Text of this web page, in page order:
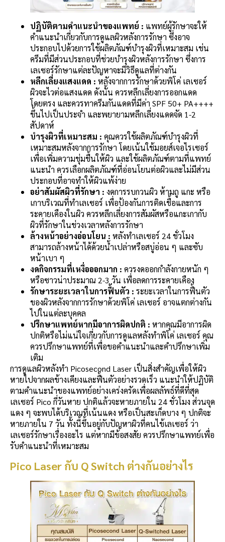
ปฏิบัติตามคำแนะนำของแพทย์ : แพทย์ผู้รักษาจะให้
คำแนะนำเกี่ยวกับการดูแลผิวหลังการรักษา ซึ่งอาจ
ประกอบไปด้วยการใช้ผลิตภัณฑ์บำรุงผิวที่เหมาะสม เช่น
ครีมที่มีส่วนประกอบที่ช่วยบำรุงผิวหลังการรักษา ซึ่งการ
เลเซอร์รักษาแต่ละปัญหาจะมีวิธีดูแลที่ต่างกัน
หลีกเลี่ยงแสงแดด : หลังจากการรักษาด้วยพิโค่ เลเซอร์
ผิวจะไวต่อแสงแดด ดังนั้น ควรหลีกเลี่ยงการออกแดด
โดยตรง และควรทาครีมกันแดดที่มีค่า SPF 50+ PA++++
ขึ้นไปเป็นประจำ และพยายามหลีกเลี่ยงแดดจัด 1-2
สัปดาห์
บำรุงผิวที่เหมาะสม : คุณควรใช้ผลิตภัณฑ์บำรุงผิวที่
เหมาะสมหลังจากการรักษา โดยเน้นใช้มอยส์เจอไรเซอร์
เพื่อเพิ่มความชุ่มชื้นให้ผิว และใช้ผลิตภัณฑ์ตามที่แพทย์
แนะนำ ควรเลือกผลิตภัณฑ์ที่อ่อนโยนต่อผิวและไม่มีส่วน
ประกอบที่อาจทำให้ผิวแพ้ง่าย
อย่าสัมผัสผิวที่รักษา : งดการรบกวนผิว ห้ามถู แกะ หรือ
เกาบริเวณที่ทำเลเซอร์ เพื่อป้องกันการติดเชื้อและการ
ระคายเคืองในผิว ควรหลีกเลี่ยงการสัมผัสหรือแกะเกากับ
ผิวที่รักษาในช่วงเวลาหลังการรักษา
ล้างหน้าอย่างอ่อนโยน : หลังทำเลเซอร์ 24 ชั่วโมง
สามารถล้างหน้าได้ด้วยน้ำเปล่าหรือสบู่อ่อน ๆ และซับ
หน้าเบา ๆ
งดกิจกรรมที่เหงื่อออกมาก : ควรงดออกกำลังกายหนัก ๆ
หรือซาวน่าประมาณ 2-3 วัน เพื่อลดการระคายเคือง
รักษาระยะเวลาในการฟื้นตัว : ระยะเวลาในการฟื้นตัว
ของผิวหลังจากการรักษาด้วยพิโค่ เลเซอร์ อาจแตกต่างกัน
ไปในแต่ละบุคคล
ปรึกษาแพทย์หากมีอาการผิดปกติ : หากคุณมีอาการผิด
ปกติหรือไม่แน่ใจเกี่ยวกับการดูแลหลังทำพิโค่ เลเซอร์ คุณ
ควรปรึกษาแพทย์ที่เพื่อขอคำแนะนำและคำปรึกษาเพิ่ม
เติม
การดูแลผิวหลังทำ Picosecond Laser เป็นสิ่งสำคัญเพื่อให้ผิว
หายไปจากผลข้างเคียงและฟื้นตัวอย่างรวดเร็ว แนะนำให้ปฏิบัติ
ตามคำแนะนำของแพทย์อย่างเคร่งครัดเพื่อผลลัพธ์ที่ดีที่สุด
เลเซอร์ Pico กี่วันหาย ปกติแล้วจะหายภายใน 24 ชั่วโมง ส่วนจุด
แดง ๆ จะพบได้บริเวณที่เน้นแดง หรือเป็นสะเก็ดบาง ๆ ปกติจะ
หายภายใน 7 วัน ทั้งนี้ขึ้นอยู่กับปัญหาผิวที่คนไข้เลเซอร์ ว่า
เลเซอร์รักษาเรื่องอะไร แต่หากมีข้อสงสัย ควรปรึกษาแพทย์เพื่อ
รับคำแนะนำที่เหมาะสม
Pico Laser กับ Q Switch ต่างกันอย่างไร